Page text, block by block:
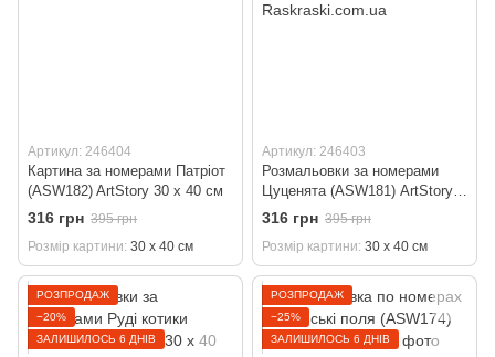
Артикул: 246404
Картина за номерами Патріот
(ASW182) ArtStory 30 х 40 см
316 грн 395 грн
Розмір картини 30 х 40 см
Артикул: 246403
Розмальовки за номерами
Цуценята (ASW181) ArtStory
30 х 40 см
316 грн 395 грн
Розмір картини 30 х 40 см
РОЗПРОДАЖ
−20%
ЗАЛИШИЛОСЬ 6 ДНІВ
РОЗПРОДАЖ
−25%
ЗАЛИШИЛОСЬ 6 ДНІВ